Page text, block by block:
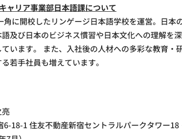
ャリア事業部日本語課について
に開校したリンゲージ日本語学校を運営。日本
及び日本のビジネス慣習や日本文化への理解を
います。 また、入社後の人材への多彩な教育・
若手社員も増えています。
18-1 住友不動産新宿セントラルパークタワー18